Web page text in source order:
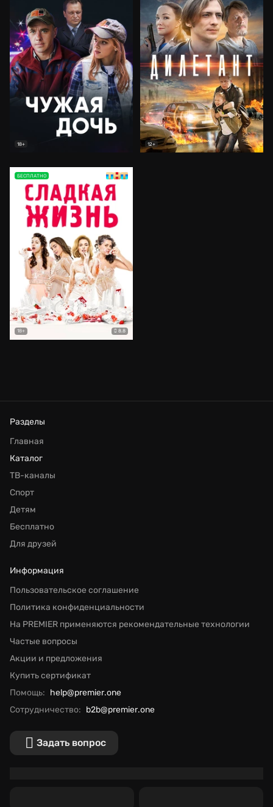
18+ 12+
18+ 8.8
БЕСПЛАТНО
Разделы
Главная
Каталог
ТВ-каналы
Спорт
Детям
Бесплатно
Для друзей
Информация
Пользовательское соглашение
Политика конфиденциальности
На PREMIER применяются рекомендательные технологии
Частые вопросы
Акции и предложения
Купить сертификат
Помощь: help@premier.one
Сотрудничество: b2b@premier.one
Задать вопрос